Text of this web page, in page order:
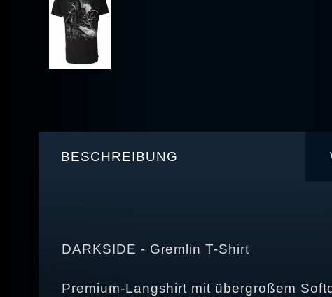
BESCHREIBUNG
DARKSIDE - Gremlin T-Shirt
Premium-Langshirt mit übergroßem